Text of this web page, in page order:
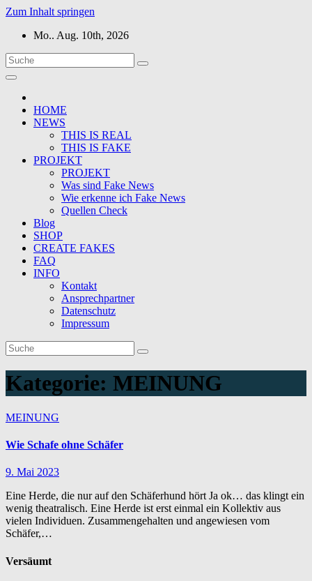
Zum Inhalt springen
Mo.. Aug. 10th, 2026
HOME
NEWS
THIS IS REAL
THIS IS FAKE
PROJEKT
PROJEKT
Was sind Fake News
Wie erkenne ich Fake News
Quellen Check
Blog
SHOP
CREATE FAKES
FAQ
INFO
Kontakt
Ansprechpartner
Datenschutz
Impressum
Kategorie: MEINUNG
MEINUNG
Wie Schafe ohne Schäfer
9. Mai 2023
Eine Herde, die nur auf den Schäferhund hört Ja ok… das klingt ein
wenig theatralisch. Eine Herde ist erst einmal ein Kollektiv aus
vielen Individuen. Zusammengehalten und angewiesen vom
Schäfer,…
Versäumt